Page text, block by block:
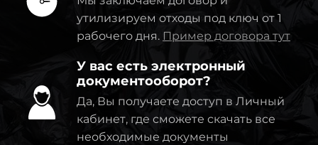
утилизируем отходы под ключ от 1
рабочего дня. Пример договора тут
У вас есть электронный
документооборот?
Да, Вы получаете доступ в Личный
кабинет, где сможете скачать все
необходимые документы